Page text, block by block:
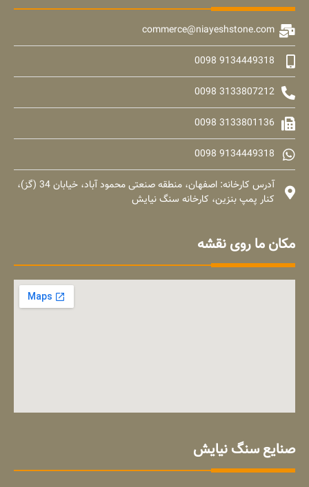
commerce@niayeshstone.com
9134449318 0098
3133807212 0098
3133801136 0098
9134449318 0098
آدرس کارخانه: اصفهان، منطقه صنعتی محمود آباد، خیابان 34 (گز)،
کنار پمپ بنزین، کارخانه سنگ نیایش
مکان ما روی نقشه
صنایع سنگ نیایش